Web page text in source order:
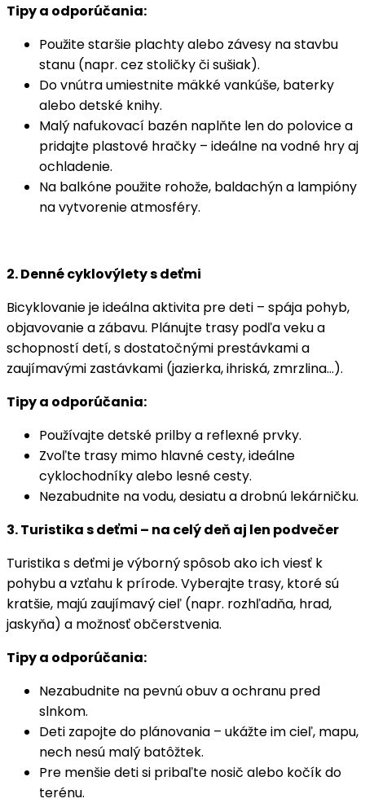
Tipy a odporúčania:
Použite staršie plachty alebo závesy na stavbu
stanu (napr. cez stoličky či sušiak).
Do vnútra umiestnite mäkké vankúše, baterky
alebo detské knihy.
Malý nafukovací bazén naplňte len do polovice a
pridajte plastové hračky – ideálne na vodné hry aj
ochladenie.
Na balkóne použite rohože, baldachýn a lampióny
na vytvorenie atmosféry.
2. Denné cyklovýlety s deťmi
Bicyklovanie je ideálna aktivita pre deti – spája pohyb,
objavovanie a zábavu. Plánujte trasy podľa veku a
schopností detí, s dostatočnými prestávkami a
zaujímavými zastávkami (jazierka, ihriská, zmrzlina…).
Tipy a odporúčania:
Používajte detské prilby a reflexné prvky.
Zvoľte trasy mimo hlavné cesty, ideálne
cyklochodníky alebo lesné cesty.
Nezabudnite na vodu, desiatu a drobnú lekárničku.
3. Turistika s deťmi – na celý deň aj len podvečer
Turistika s deťmi je výborný spôsob ako ich viesť k
pohybu a vzťahu k prírode. Vyberajte trasy, ktoré sú
kratšie, majú zaujímavý cieľ (napr. rozhľadňa, hrad,
jaskyňa) a možnosť občerstvenia.
Tipy a odporúčania:
Nezabudnite na pevnú obuv a ochranu pred
slnkom.
Deti zapojte do plánovania – ukážte im cieľ, mapu,
nech nesú malý batôžtek.
Pre menšie deti si pribaľte nosič alebo kočík do
terénu.